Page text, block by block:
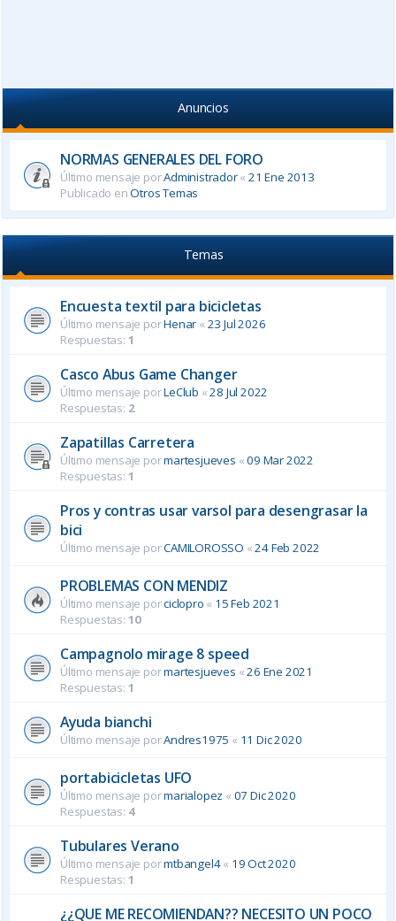
Anuncios
NORMAS GENERALES DEL FORO
Último mensaje porAdministrador«21 Ene 2013
Publicado enOtros Temas
Temas
Encuesta textil para bicicletas
Último mensaje porHenar « 23 Jul 2026
Respuestas: 1
Casco Abus Game Changer
Último mensaje porLeClub «28 Jul 2022
Respuestas: 2
Zapatillas Carretera
Último mensaje pormartesjueves «09 Mar 2022
Respuestas: 1
Pros y contras usar varsol para desengrasar la
bici
Último mensaje porCAMILOROSSO «24 Feb 2022
PROBLEMAS CON MENDIZ
Último mensaje porciclopro « 15 Feb 2021
Respuestas: 10
Campagnolo mirage 8 speed
Último mensaje pormartesjueves «26 Ene 2021
Respuestas: 1
Ayuda bianchi
Último mensaje porAndres1975 « 11 Dic 2020
portabicicletas UFO
Último mensaje pormarialopez « 07 Dic 2020
Respuestas: 4
Tubulares Verano
Último mensaje pormtbangel4« 19 Oct 2020
Respuestas: 1
¿¿QUE ME RECOMIENDAN?? NECESITO UN POCO